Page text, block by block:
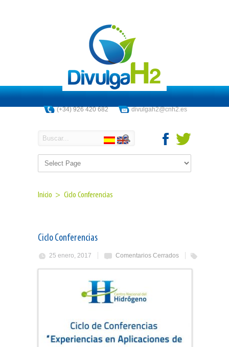
(+34) 926 420 682 divulgah2@cnh2.es
Inicio > Ciclo Conferencias
Ciclo Conferencias
25 enero, 2017 Comentarios Cerrados